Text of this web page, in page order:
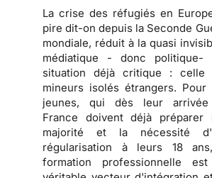
La crise des réfugiés en
pire dit-on depuis la Seconde
mondiale, réduit à la quasi
médiatique - donc politique-
situation déjà critique : celle
mineurs isolés étrangers. Pour
jeunes, qui dès leur
France doivent déjà préparer
majorité et la nécessité
régularisation à leurs 18
formation professionnelle